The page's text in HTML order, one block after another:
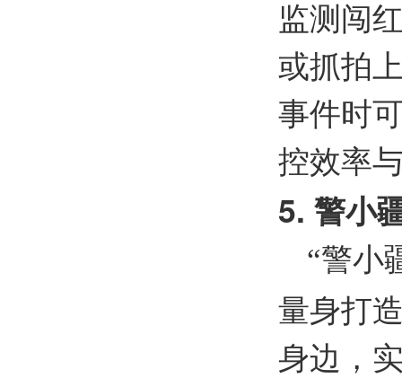
监测闯
或抓拍
事件时
控效率
5. 警小
“警小
量身打
身边，